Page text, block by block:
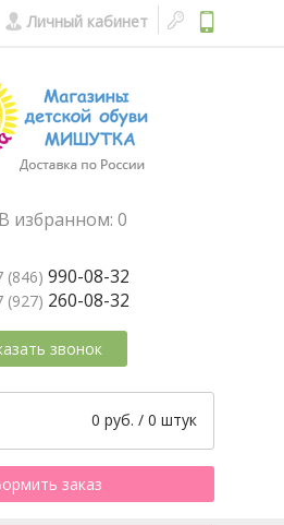
Личный кабинет
В избранном: 0
(846) 990-08-32
(927) 260-08-32
звонок
0 руб. / 0 штук
заказ